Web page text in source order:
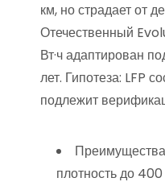
км, но страдает от
Отечественный
Вт·ч адаптирован
лет. Гипотеза: LFP
подлежит
плотность до 400